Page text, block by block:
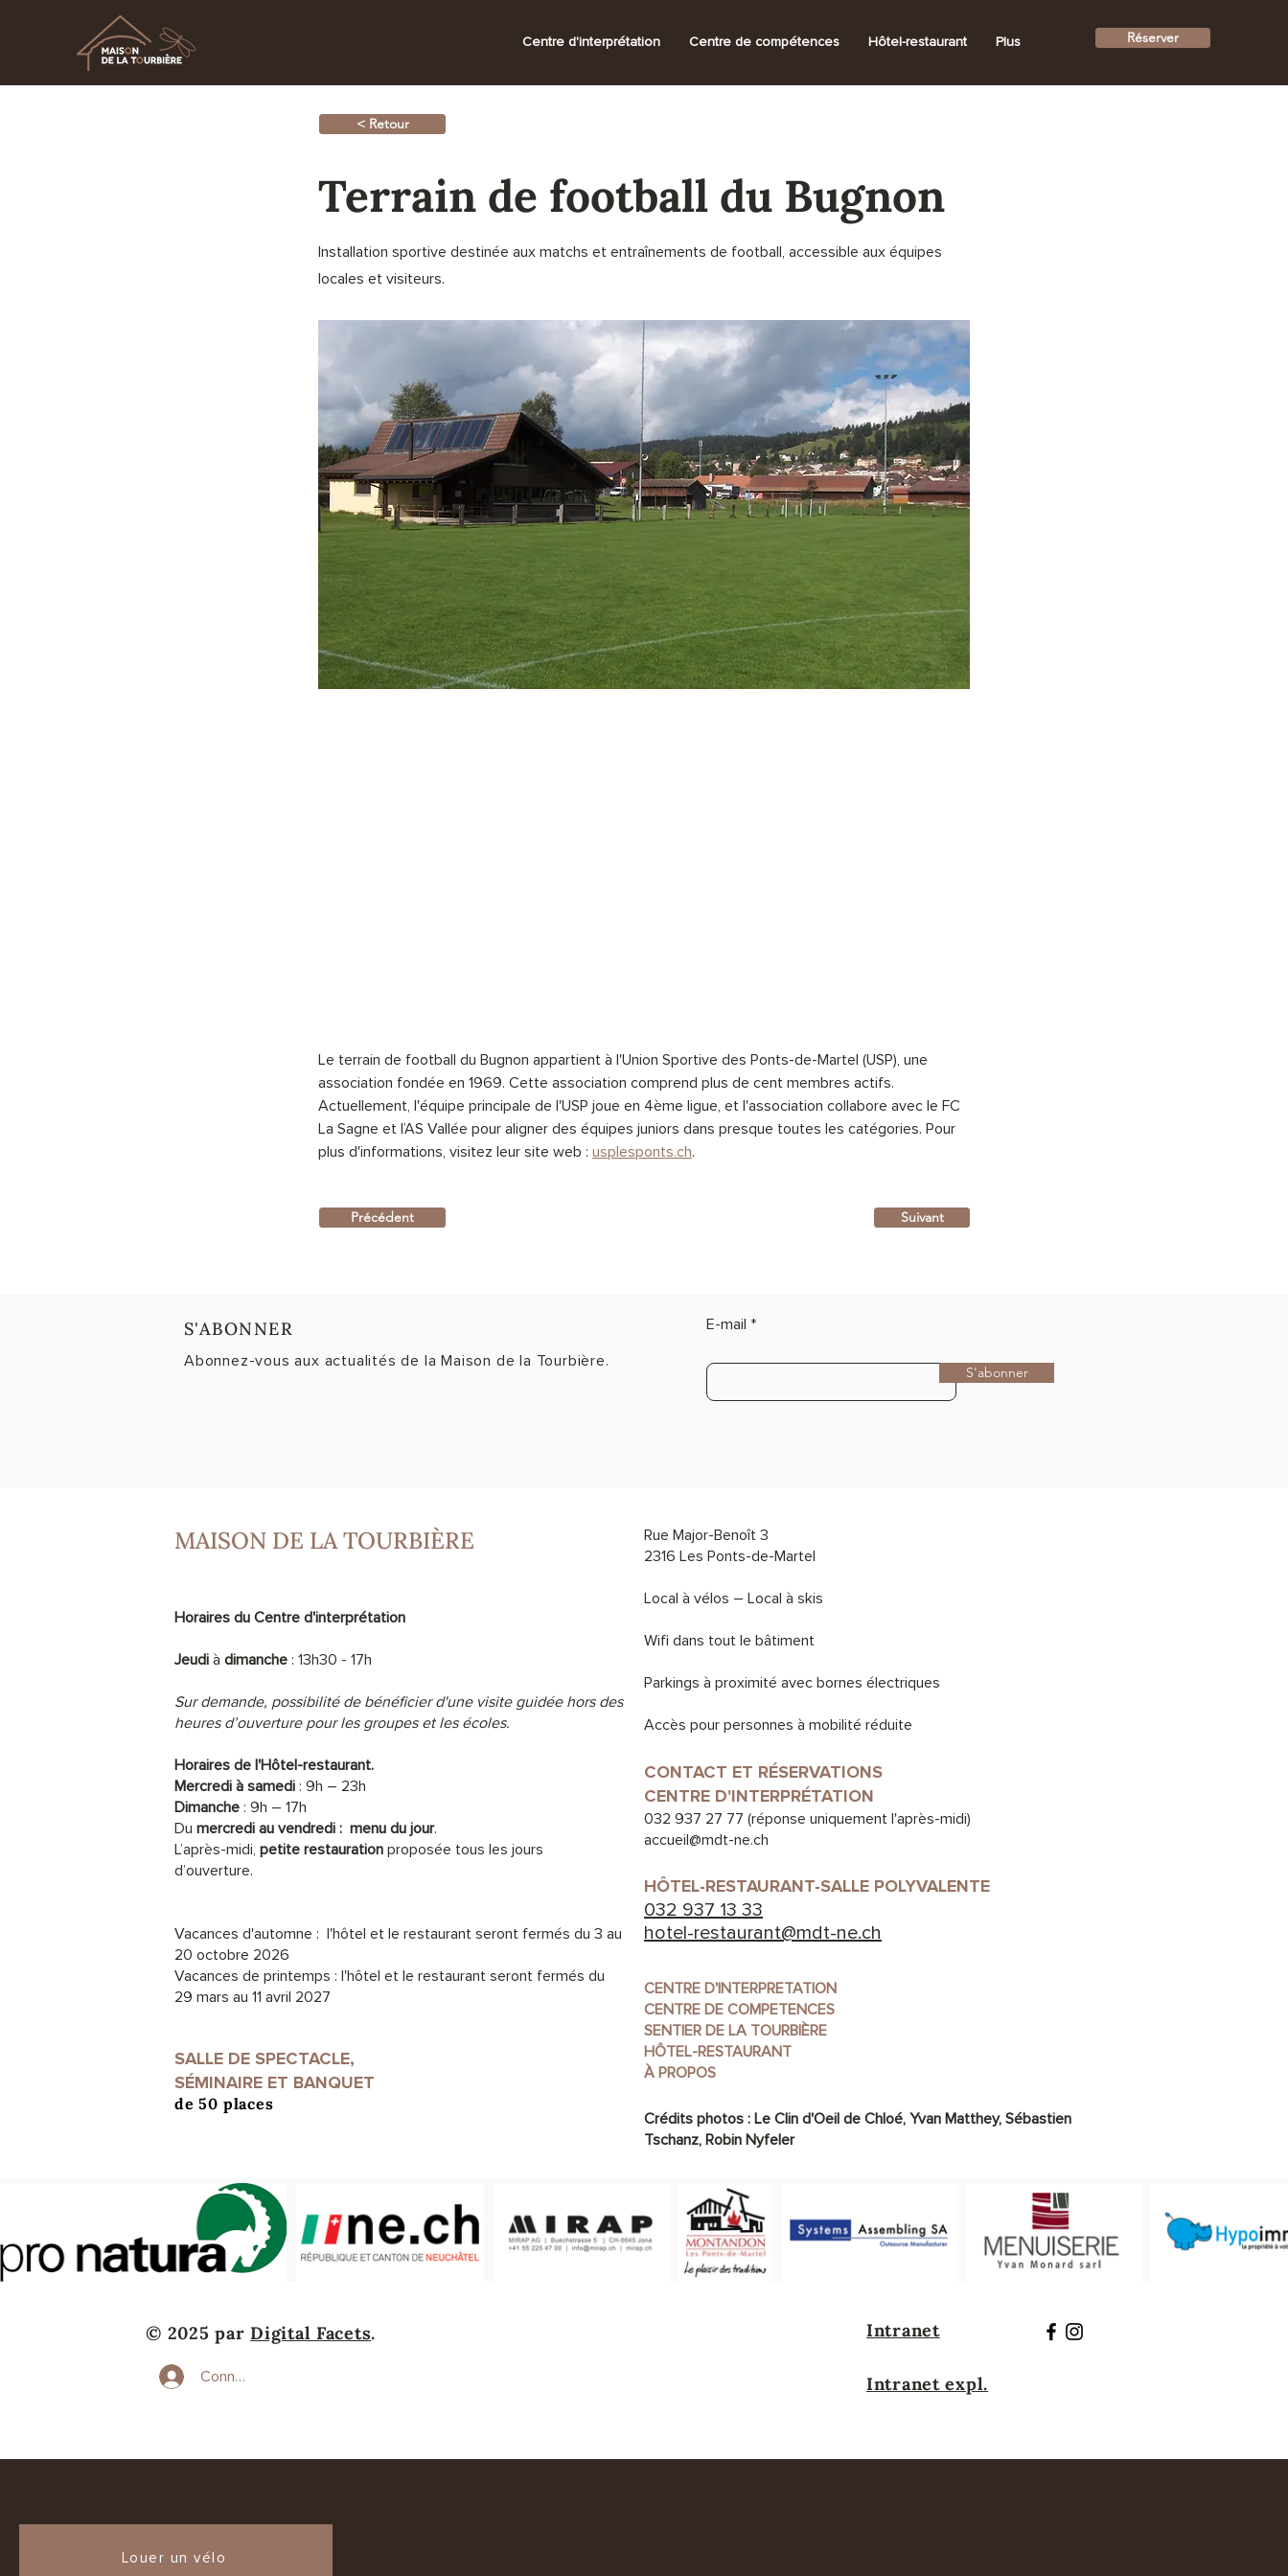
Centre d'interprétation Centre de compétences Hôtel-restaurant Plus Réserver
< Retour
Terrain de football du Bugnon
Installation sportive destinée aux matchs et entraînements de football, accessible aux équipes
locales et visiteurs.
Le terrain de football du Bugnon appartient à l'Union Sportive des Ponts-de-Martel (USP), une
association fondée en 1969. Cette association comprend plus de cent membres actifs.
Actuellement, l'équipe principale de l'USP joue en 4ème ligue, et l'association collabore avec le FC
La Sagne et l’AS Vallée pour aligner des équipes juniors dans presque toutes les catégories. Pour
plus d'informations, visitez leur site web : usplesponts.ch.
Précédent Suivant
Louer un vélo
S'ABONNER
Abonnez-vous aux actualités de la Maison de la Tourbière.
E-mail
S'abonner
MAISON DE LA TOURBIÈRE
Horaires du Centre d'interprétation
Jeudi à dimanche : 13h30 - 17h
Sur demande, possibilité de bénéficier d'une visite guidée hors des
heures d’ouverture pour les groupes et les écoles.
Horaires de l'Hôtel-restaurant.
Mercredi à samedi : 9h – 23h
Dimanche : 9h – 17h
Du mercredi au vendredi : menu du jour.
L’après-midi, petite restauration proposée tous les jours
d’ouverture.
Vacances d'automne : l'hôtel et le restaurant seront fermés du 3 au
20 octobre 2026
Vacances de printemps : l'hôtel et le restaurant seront fermés du
29 mars au 11 avril 2027
SALLE DE SPECTACLE,
SÉMINAIRE ET BANQUET
de 50 places
Rue Major-Benoît 3
2316 Les Ponts-de-Martel
Local à vélos – Local à skis
Wifi dans tout le bâtiment
Parkings à proximité avec bornes électriques
Accès pour personnes à mobilité réduite
CONTACT ET RÉSERVATIONS
CENTRE D'INTERPRÉTATION
032 937 27 77 (réponse uniquement l'après-midi)
accueil@mdt-ne.ch
HÔTEL-RESTAURANT-SALLE POLYVALENTE
032 937 13 33
hotel-restaurant@mdt-ne.ch
CENTRE D'INTERPRETATION
CENTRE DE COMPETENCES
SENTIER DE LA TOURBIÈRE
HÔTEL-RESTAURANT
À PROPOS
Crédits photos : Le Clin d'Oeil de Chloé, Yvan Matthey, Sébastien
Tschanz, Robin Nyfeler
© 2025 par Digital Facets.
Connexion
Intranet
Intranet expl.